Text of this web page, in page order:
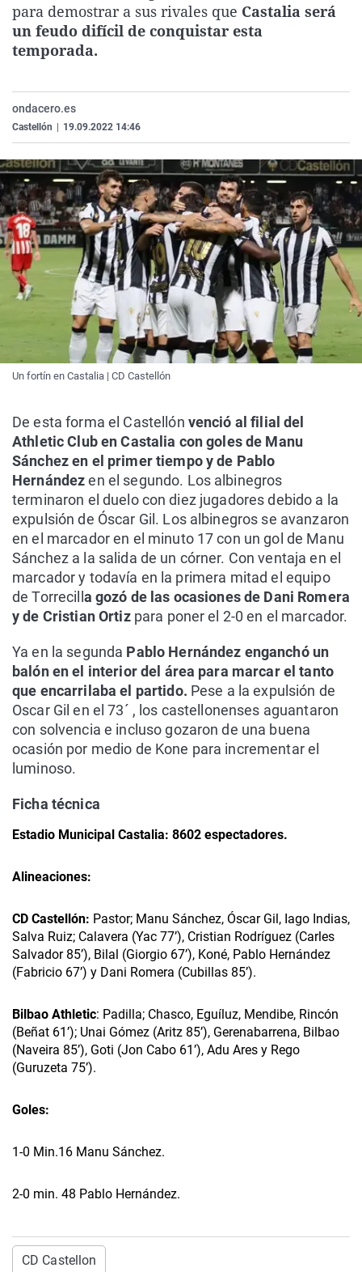
La rosa de los vientos
Gente viajera
Caso
Retornados
Extremadura
Galicia
Virales
Televisión
para demostrar a sus rivales que Castalia será
un feudo difícil de conquistar esta
temporada.
ondacero.es
Castellón 19.09.2022 14:46
Un fortín en Castalia | CD Castellón
De esta forma el Castellón venció al filial del
Athletic Club en Castalia con goles de Manu
Sánchez en el primer tiempo y de Pablo
Hernándezen el segundo. Los albinegros
terminaron el duelo con diez jugadores debido a la
expulsión de Óscar Gil. Los albinegros se avanzaron
en el marcador en el minuto 17 con un gol de Manu
Sánchez a la salida de un córner. Con ventaja en el
marcador y todavía en la primera mitad el equipo
de Torrecill a gozó de las ocasiones de Dani Romera
y de Cristian Ortiz para poner el 2-0 en el marcador.
Ya en la segunda Pablo Hernández enganchó un
balón en el interior del área para marcar el tanto
que encarrilaba el partido. Pese a la expulsión de
Oscar Gil en el 73´ , los castellonenses aguantaron
con solvencia e incluso gozaron de una buena
ocasión por medio de Kone para incrementar el
luminoso.
Ficha técnica
Estadio Municipal Castalia: 8602 espectadores.
Alineaciones:
CD Castellón: Pastor; Manu Sánchez, Óscar Gil, Iago Indias,
Salva Ruiz; Calavera (Yac 77’), Cristian Rodríguez (Carles
Salvador 85’), Bilal (Giorgio 67’), Koné, Pablo Hernández
(Fabricio 67’) y Dani Romera (Cubillas 85’).
Bilbao Athletic: Padilla; Chasco, Eguíluz, Mendibe, Rincón
(Beñat 61’); Unai Gómez (Aritz 85’), Gerenabarrena, Bilbao
(Naveira 85’), Goti (Jon Cabo 61’), Adu Ares y Rego
(Guruzeta 75’).
Goles:
1-0 Min.16 Manu Sánchez.
2-0 min. 48 Pablo Hernández.
CD Castellon